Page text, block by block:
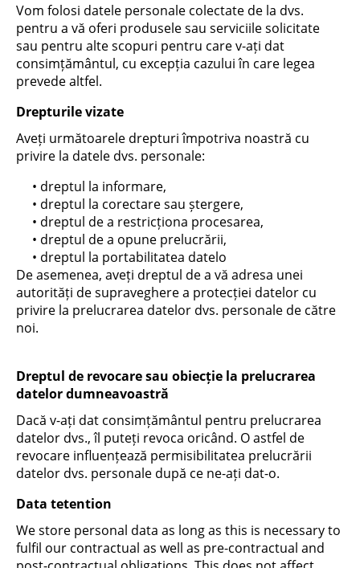
Vom folosi datele personale colectate de la dvs.
pentru a vă oferi produsele sau serviciile solicitate
sau pentru alte scopuri pentru care v-ați dat
consimțământul, cu excepția cazului în care legea
prevede altfel.
Drepturile vizate
Aveți următoarele drepturi împotriva noastră cu
privire la datele dvs. personale:
• dreptul la informare,
• dreptul la corectare sau ștergere,
• dreptul de a restricționa procesarea,
• dreptul de a opune prelucrării,
• dreptul la portabilitatea datelo
De asemenea, aveți dreptul de a vă adresa unei
autorități de supraveghere a protecției datelor cu
privire la prelucrarea datelor dvs. personale de către
noi.
Dreptul de revocare sau obiecție la prelucrarea
datelor dumneavoastră
Dacă v-ați dat consimțământul pentru prelucrarea
datelor dvs., îl puteți revoca oricând. O astfel de
revocare influențează permisibilitatea prelucrării
datelor dvs. personale după ce ne-ați dat-o.
Data tetention
We store personal data as long as this is necessary to
fulfil our contractual as well as pre-contractual and